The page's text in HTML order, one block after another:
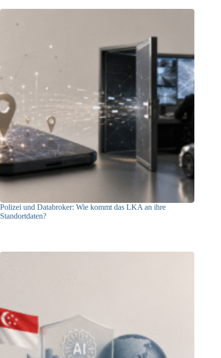
Polizei und Databroker: Wie kommt das LKA an ihre
Standortdaten?